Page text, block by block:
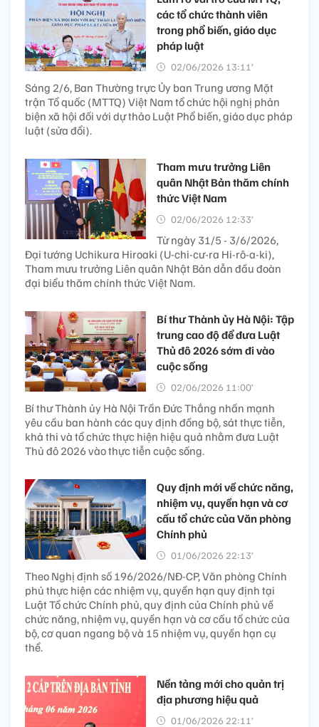
các tổ chức thành viên
trong phổ biến, giáo dục
pháp luật
02/06/2026 13:11’
Sáng 2/6, Ban Thường trực Ủy ban Trung ương Mặt
trận Tổ quốc (MTTQ) Việt Nam tổ chức hội nghị phản
biện xã hội đối với dự thảo Luật Phổ biến, giáo dục pháp
luật (sửa đổi).
Tham mưu trưởng Liên
quân Nhật Bản thăm chính
thức Việt Nam
02/06/2026 12:33’
Từ ngày 31/5 - 3/6/2026,
Đại tướng Uchikura Hiroaki (U-chi-cư-ra Hi-rô-a-ki),
Tham mưu trưởng Liên quân Nhật Bản dẫn đầu đoàn
đại biểu thăm chính thức Việt Nam.
Bí thư Thành ủy Hà Nội: Tập
trung cao độ để đưa Luật
Thủ đô 2026 sớm đi vào
cuộc sống
02/06/2026 11:00’
Bí thư Thành ủy Hà Nội Trần Đức Thắng nhấn mạnh
yêu cầu ban hành các quy định đồng bộ, sát thực tiễn,
khả thi và tổ chức thực hiện hiệu quả nhằm đưa Luật
Thủ đô 2026 vào thực tiễn cuộc sống.
Quy định mới về chức năng,
nhiệm vụ, quyền hạn và cơ
cấu tổ chức của Văn phòng
Chính phủ
01/06/2026 22:13’
Theo Nghị định số 196/2026/NĐ-CP, Văn phòng Chính
phủ thực hiện các nhiệm vụ, quyền hạn quy định tại
Luật Tổ chức Chính phủ, quy định của Chính phủ về
chức năng, nhiệm vụ, quyền hạn và cơ cấu tổ chức của
bộ, cơ quan ngang bộ và 15 nhiệm vụ, quyền hạn cụ
thể.
Nền tảng mới cho quản trị
địa phương hiệu quả
01/06/2026 22:11’